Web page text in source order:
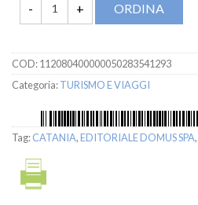
ORDINA
COD:112080400000050283541293
Categoria:TURISMO E VIAGGI
Tag:CATANIA,EDITORIALE DOMUS SPA,